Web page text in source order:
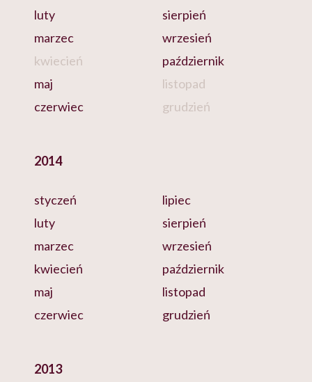
luty
marzec
kwiecień
maj
czerwiec
sierpień
wrzesień
październik
listopad
grudzień
2014
styczeń
luty
marzec
kwiecień
maj
czerwiec
lipiec
sierpień
wrzesień
październik
listopad
grudzień
2013